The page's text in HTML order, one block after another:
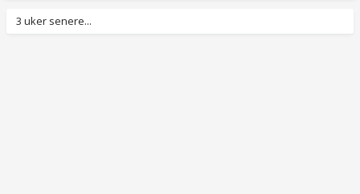
3 uker senere...